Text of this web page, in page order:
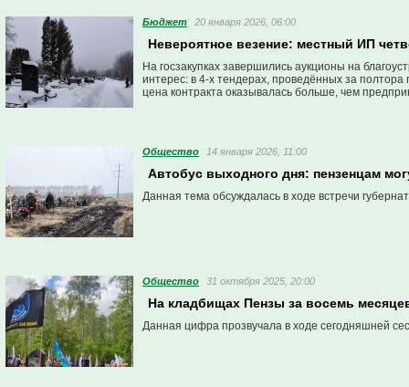
Бюджет 20 января 2026, 06:00
Невероятное везение: местный ИП
На госзакупках завершились аукционы на
интерес: в 4-х тендерах, проведённых за
цена контракта оказывалась больше, чем
Общество 14 января 2026, 11:00
Автобус выходного дня: пензенцам
Данная тема обсуждалась в ходе встречи
Общество 31 октября 2025, 20:00
На кладбищах Пензы за восемь
Данная цифра прозвучала в ходе сегодняшней